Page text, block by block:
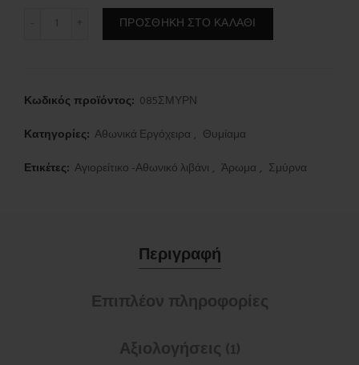
Σμύρνα 100 γραμμαρίων ποσότητα
ΠΡΟΣΘΉΚΗ ΣΤΟ ΚΑΛΆΘΙ
Κωδικός προϊόντος: 085ΣΜΥΡΝ
Κατηγορίες: Αθωνικά Εργόχειρα , Θυμίαμα
Ετικέτες: Αγιορείτικο -Αθωνικό λιβάνι , Άρωμα , Σμύρνα
Περιγραφή
Επιπλέον πληροφορίες
Αξιολογήσεις (1)